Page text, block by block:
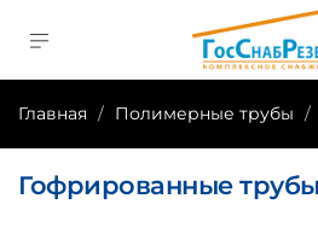
Главная Полимерные трубы
Гофрированные трубы